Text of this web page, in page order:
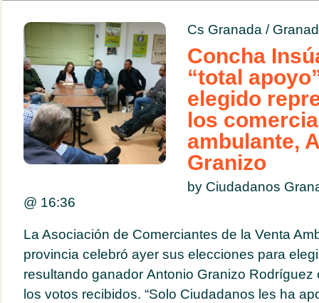
Cs Granada /
Concha
“total
elegido
los
ambulante,
Granizo
by Ciudadanos
@ 16:36
La Asociación de Comerciantes de la Venta
provincia celebró ayer sus elecciones para
resultando ganador Antonio Granizo Rodríguez
los votos recibidos. “Solo Ciudadanos les ha